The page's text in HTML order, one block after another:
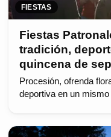
FIESTAS
Fiestas
tradición,
quincena de
Procesión, ofrenda
deportiva en un mismo